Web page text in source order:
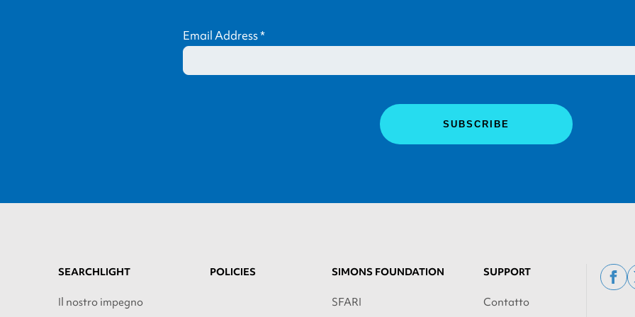
Email Address*
SEARCHLIGHT
Il nostro impegno
POLICIES SIMONS FOUNDATION
SFARI
SUPPORT
Contatto